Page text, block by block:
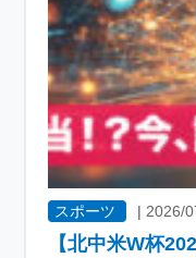
スポーツ |2026/
【北中米W杯